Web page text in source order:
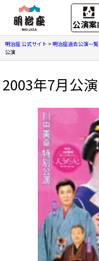
公演案
明治座 公式サイト > 明治座過去公演一覧
公演
2003年7月公